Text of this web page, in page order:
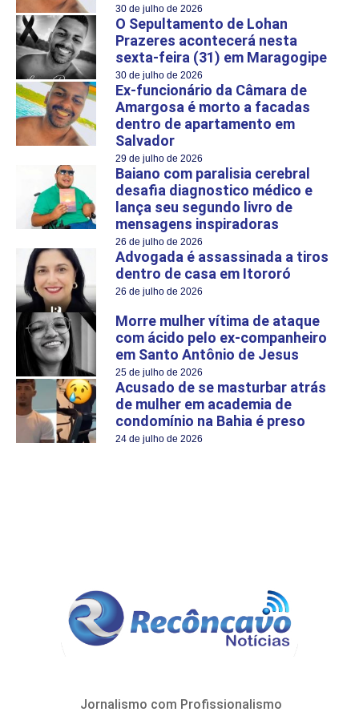
30 de julho de 2026
O Sepultamento de Lohan
Prazeres acontecerá nesta
sexta-feira (31) em Maragogipe
30 de julho de 2026
Ex-funcionário da Câmara de
Amargosa é morto a facadas
dentro de apartamento em
Salvador
29 de julho de 2026
Baiano com paralisia cerebral
desafia diagnostico médico e
lança seu segundo livro de
mensagens inspiradoras
26 de julho de 2026
Advogada é assassinada a tiros
dentro de casa em Itororó
26 de julho de 2026
Morre mulher vítima de ataque
com ácido pelo ex-companheiro
em Santo Antônio de Jesus
25 de julho de 2026
Acusado de se masturbar atrás
de mulher em academia de
condomínio na Bahia é preso
24 de julho de 2026
Jornalismo com Profissionalismo